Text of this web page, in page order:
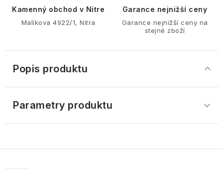
Kamenný obchod v Nitre
Malíkova 4922/1, Nitra
Garance nejnižší ceny
Garance nejnižší ceny na
stejné zboží
Popis produktu
Parametry produktu